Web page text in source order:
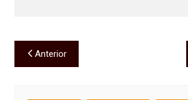
Navegación
de
Anterior